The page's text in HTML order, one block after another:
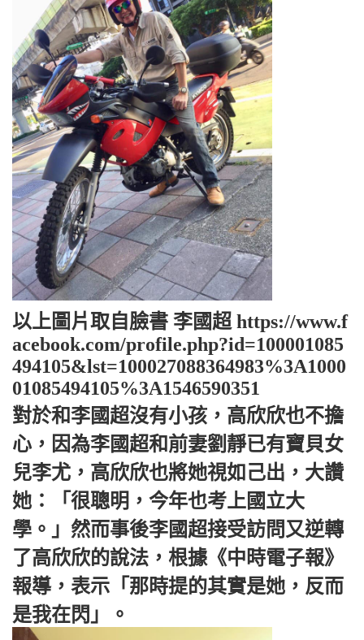
以上圖片取自臉書 李國超 https://www.f
acebook.com/profile.php?id=100001085
494105&lst=100027088364983%3A1000
01085494105%3A1546590351
對於和李國超沒有小孩，高欣欣也不擔
心，因為李國超和前妻劉靜已有寶貝女
兒李尤，高欣欣也將她視如己出，大讚
她：「很聰明，今年也考上國立大
學。」然而事後李國超接受訪問又逆轉
了高欣欣的說法，根據《中時電子報》
報導，表示「那時提的其實是她，反而
是我在閃」。